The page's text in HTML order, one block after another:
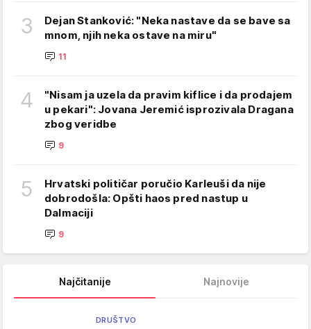
3
Dejan Stanković: "Neka nastave da se bave sa
mnom, njih neka ostave na miru"
11
4
"Nisam ja uzela da pravim kiflice i da prodajem
u pekari": Jovana Jeremić isprozivala Dragana
zbog veridbe
9
5
Hrvatski političar poručio Karleuši da nije
dobrodošla: Opšti haos pred nastup u
Dalmaciji
9
Najčitanije Najnovije
DRUŠTVO